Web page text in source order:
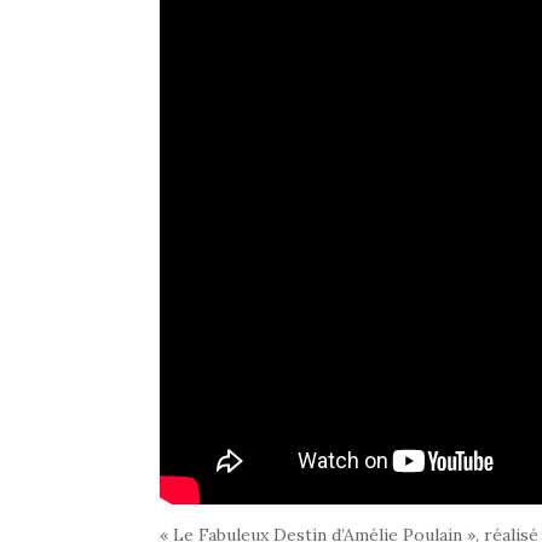
« Le Fabuleux Destin d’Amélie Poulain »,